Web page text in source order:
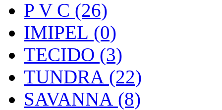
P V C (26)
IMIPEL (0)
TECIDO (3)
TUNDRA (22)
SAVANNA (8)